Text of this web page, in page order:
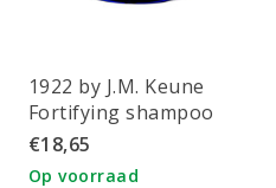
1922 by J.M. Keune
Fortifying shampoo
€18,65
Op voorraad